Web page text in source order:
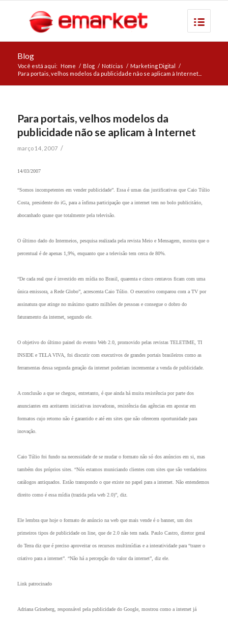
Blog
Você está aqui: Home / Blog / Notícias / Marketing Digital /
Para portais, velhos modelos da publicidade não se aplicam à Internet...
Para portais, velhos modelos da
publicidade não se aplicam à Internet
março 14, 2007 /
14/03/2007
“Somos incompetentes em vender publicidade”. Essa é umas das justificativas que Caio Túlio
Costa, presidente do iG, para a ínfima participação que a internet tem no bolo publicitário,
abocanhado quase que totalmente pela televisão.
O último dado do Intermeios, pesquisa realizada pela revista Meio e Mensagem, mostra que o
percentual é de apenas 1,9%, enquanto que a televisão tem cerca de 80%.
“De cada real que é investido em mídia no Brasil, quarenta e cinco centavos ficam com uma
única emissora, a Rede Globo”, acrescenta Caio Túlio. O executivo comparou com a TV por
assinatura que atinge no máximo quatro milhões de pessoas e consegue o dobro do
faturamento da internet, segundo ele.
O objetivo do último painel do evento Web 2.0, promovido pelas revistas TELETIME, TI
INSIDE e TELA VIVA, foi discutir com executivos de grandes portais brasileiros como as
ferramentas dessa segunda geração da internet poderiam incrementar a venda de publicidade.
A conclusão a que se chegou, entretanto, é que ainda há muita resistência por parte dos
anunciantes em aceitarem iniciativas inovadoras, resistência das agências em apostar em
formatos cujo retorno não é garantido e até em sites que não oferecem oportunidade para
inovação.
Caio Túlio foi fundo na necessidade de se mudar o formato não só dos anúncios em si, mas
também dos próprios sites. “Nós estamos municiando clientes com sites que são verdadeiros
catálogos antiquados. Estão transpondo o que existe no papel para a internet. Não entendemos
direito como é essa mídia (trazida pela web 2.0)”, diz.
Ele lembra que hoje o formato de anúncio na web que mais vende é o banner, um dos
primeiros tipos de publicidade on line, que de 2.0 não tem nada. Paulo Castro, diretor geral
do Terra diz que é preciso aproveitar os recursos multimídias e a interatividade para “trazer o
criativo para a internet”. “Não há a percepção do valor da internet”, diz ele.
Link patrocinado
Adriana Grineberg, responsável pela publicidade do Google, mostrou como a internet já